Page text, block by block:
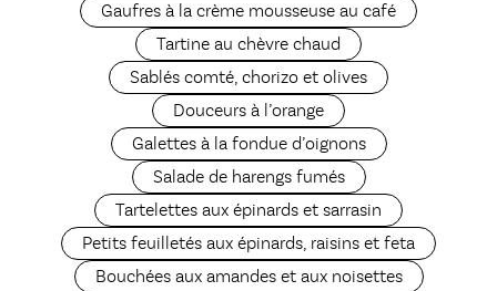
Gaufres à la crème mousseuse au café
Tartine au chèvre chaud
Sablés comté, chorizo et olives
Douceurs à l’orange
Galettes à la fondue d’oignons
Salade de harengs fumés
Tartelettes aux épinards et sarrasin
Petits feuilletés aux épinards, raisins et feta
Bouchées aux amandes et aux noisettes